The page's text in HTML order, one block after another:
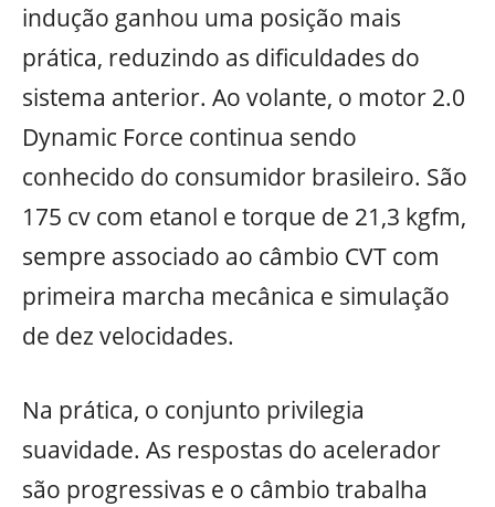
indução ganhou uma posição mais
prática, reduzindo as dificuldades do
sistema anterior. Ao volante, o motor 2.0
Dynamic Force continua sendo
conhecido do consumidor brasileiro. São
175 cv com etanol e torque de 21,3 kgfm,
sempre associado ao câmbio CVT com
primeira marcha mecânica e simulação
de dez velocidades.
Na prática, o conjunto privilegia
suavidade. As respostas do acelerador
são progressivas e o câmbio trabalha